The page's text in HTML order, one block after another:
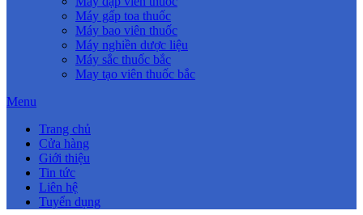
Máy gấp toa thuốc
Máy bao viên thuốc
Máy nghiền dược liệu
Máy sắc thuốc bắc
May tạo viên thuốc bắc
Menu
Trang chủ
Cửa hàng
Giới thiệu
Tin tức
Liên hệ
Tuyển dụng